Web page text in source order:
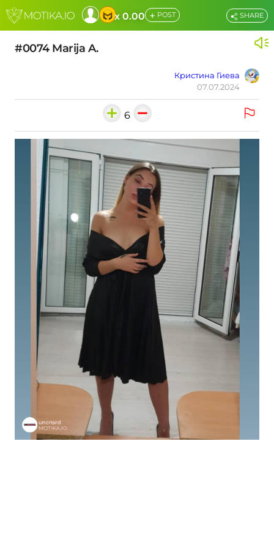
x 0.00 + POST
#0074 Marija A.
Кристина Гиева
07.07.2024
SHARE
6